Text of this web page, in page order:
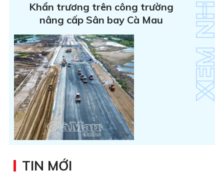
Khẩn trương trên công trường
nâng cấp Sân bay Cà Mau
TIN MỚI